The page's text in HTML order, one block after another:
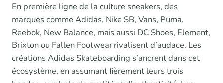
En première ligne de la culture sneakers, des
marques comme Adidas, Nike SB, Vans, Puma,
Reebok, New Balance, mais aussi DC Shoes, Element,
Brixton ou Fallen Footwear rivalisent d’audace. Les
créations Adidas Skateboarding s’ancrent dans cet
écosystème, en assumant fièrement leurs trois